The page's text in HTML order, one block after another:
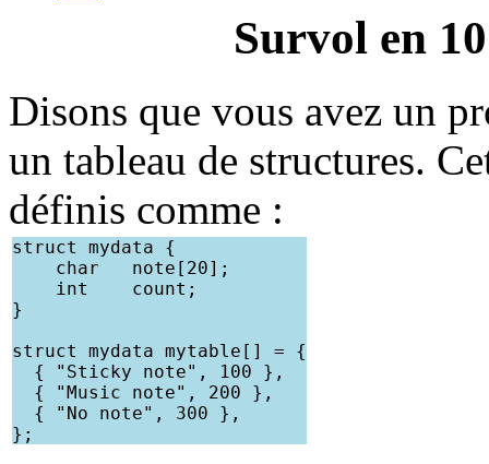
Survol en
Disons que vous avez un
un tableau de structures.
définis comme :
struct mydata {
    char   note[20];
    int    count;
}
struct mydata mytable[] = {
  { "Sticky note", 100 },
  { "Music note", 200 },
  { "No note", 300 },